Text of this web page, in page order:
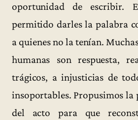
oportunidad de escribir.
permitido darles la palabra
a quienes no la tenían.
humanas son respuesta,
trágicos, a injusticias de
insoportables. Propusimos la
del acto para que